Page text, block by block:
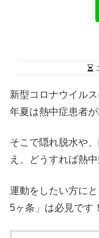
新型コロナウイル
年夏は熱中症患者が
そこで隠れ脱水や
え、どうすれば熱
運動をしたい方に
5ヶ条」は必見です！